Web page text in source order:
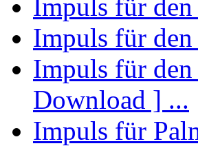
Impuls für
Impuls für
Impuls für
Download ] ...
Impuls für